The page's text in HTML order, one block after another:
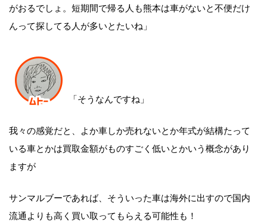
がおるでしょ。短期間で帰る人も熊本は車がないと不便だけ
んって探してる人が多いとたいね」
「そうなんですね」
我々の感覚だと、よか車しか売れないとか年式が結構たって
いる車とかは買取金額がものすごく低いとかいう概念があり
ますが
サンマルブーであれば、そういった車は海外に出すので国内
流通よりも高く買い取ってもらえる可能性も！